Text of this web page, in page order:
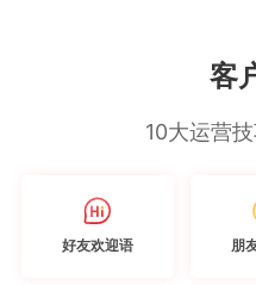
客
10大运营
好友欢迎语 朋